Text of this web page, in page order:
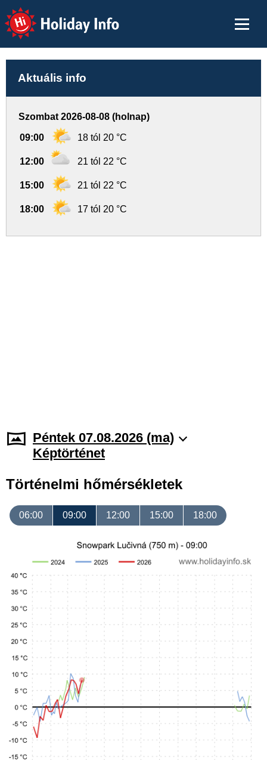
Holiday Info
Aktuális info
Szombat 2026-08-08 (holnap)
09:00 18 tól 20 °C
12:00 21 tól 22 °C
15:00 21 tól 22 °C
18:00 17 tól 20 °C
Péntek 07.08.2026 (ma)
Képtörténet
Történelmi hőmérsékletek
06:00 09:00 12:00 15:00 18:00